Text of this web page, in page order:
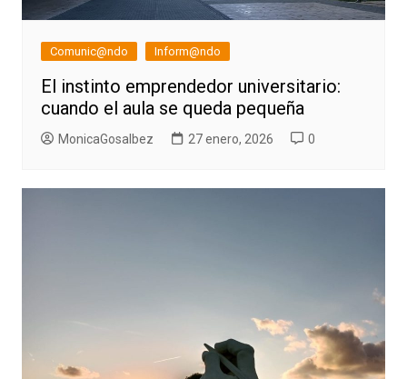
Comunic@ndo Inform@ndo
El instinto emprendedor universitario:
cuando el aula se queda pequeña
MonicaGosalbez 27 enero, 2026 0